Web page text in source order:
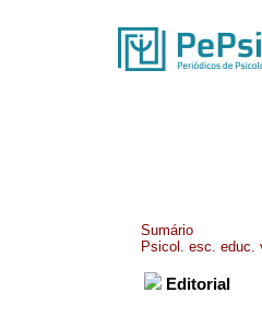
Sumário
Psicol. esc. educ.
Editorial